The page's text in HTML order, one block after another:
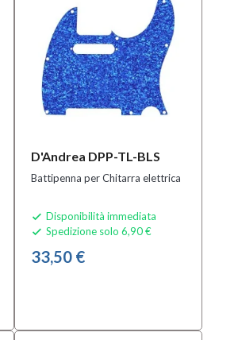
D'Andrea DPP-TL-BLS
Battipenna per Chitarra elettrica
 Disponibilità immediata
 Spedizione solo 6,90 €
33,50 €